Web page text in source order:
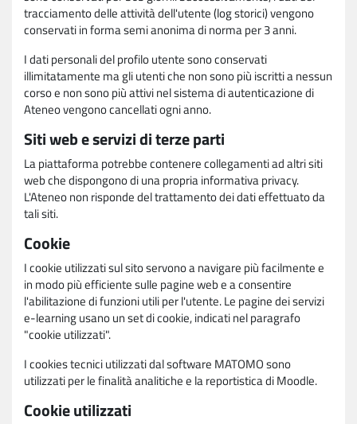
tracciamento delle attività dell'utente (log storici) vengono
conservati in forma semi anonima di norma per 3 anni.
I dati personali del profilo utente sono conservati
illimitatamente ma gli utenti che non sono più iscritti a nessun
corso e non sono più attivi nel sistema di autenticazione di
Ateneo vengono cancellati ogni anno.
Siti web e servizi di terze parti
La piattaforma potrebbe contenere collegamenti ad altri siti
web che dispongono di una propria informativa privacy.
L'Ateneo non risponde del trattamento dei dati effettuato da
tali siti.
Cookie
I cookie utilizzati sul sito servono a navigare più facilmente e
in modo più efficiente sulle pagine web e a consentire
l'abilitazione di funzioni utili per l'utente. Le pagine dei servizi
e-learning usano un set di cookie, indicati nel paragrafo
"cookie utilizzati".
I cookies tecnici utilizzati dal software MATOMO sono
utilizzati per le finalità analitiche e la reportistica di Moodle.
Cookie utilizzati